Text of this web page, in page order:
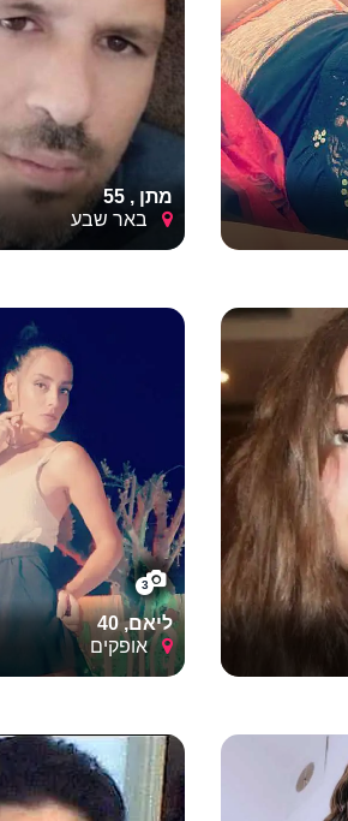
מתן , 55
באר שבע
3
ליאם, 40
אופקים